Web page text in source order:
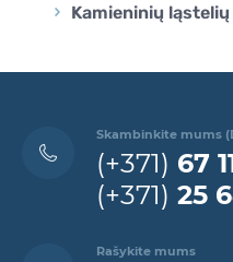
Kamieninių
Skambinkite mums
(+371) 67
(+371) 25
Rašykite mums